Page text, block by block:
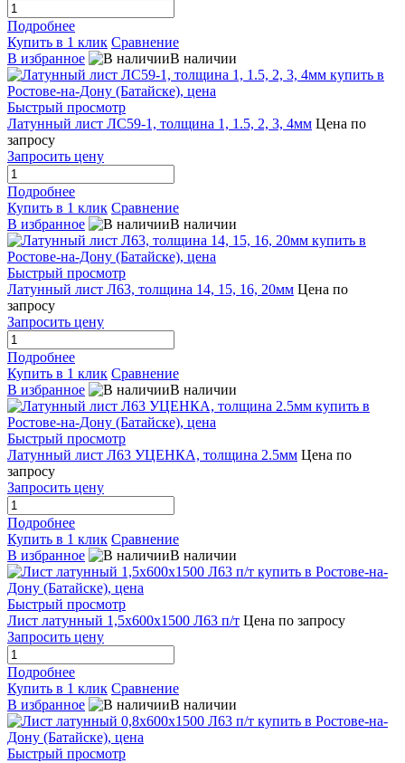
Подробнее
Купить в 1 клик Сравнение
В избранное
В наличии
Быстрый просмотр
Латунный лист ЛС59-1, толщина 1, 1.5, 2, 3, 4мм Цена по
запросу
Запросить цену
Подробнее
Купить в 1 клик Сравнение
В избранное
В наличии
Быстрый просмотр
Латунный лист Л63, толщина 14, 15, 16, 20мм Цена по
запросу
Запросить цену
Подробнее
Купить в 1 клик Сравнение
В избранное
В наличии
Быстрый просмотр
Латунный лист Л63 УЦЕНКА, толщина 2.5мм Цена по
запросу
Запросить цену
Подробнее
Купить в 1 клик Сравнение
В избранное
В наличии
Быстрый просмотр
Лист латунный 1,5х600х1500 Л63 п/т Цена по запросу
Запросить цену
Подробнее
Купить в 1 клик Сравнение
В избранное
В наличии
Быстрый просмотр